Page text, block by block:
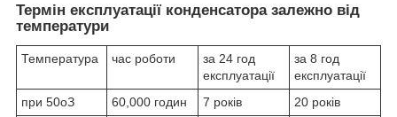
Термін експлуатації конденсатора залежно від
температури
Температура час роботи
за 24 год
експлуатації
за 8 год
експлуатації
при 50оЗ 60,000 годин 7 років
20 років